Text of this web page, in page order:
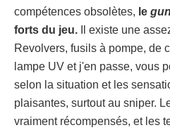
compétences obsolètes, le
forts du jeu. Il existe une
Revolvers, fusils à pompe, de
lampe UV et j'en passe, vous
selon la situation et les
plaisantes, surtout au sniper.
vraiment récompensés, et les